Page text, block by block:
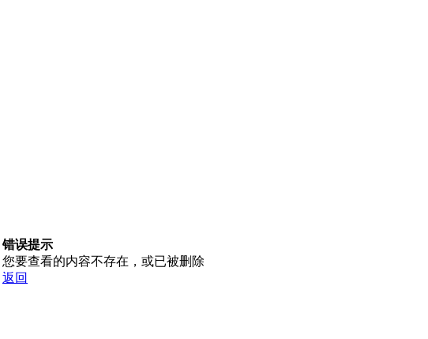
错误提示
您要查看的内容不存在，或已被删除
返回